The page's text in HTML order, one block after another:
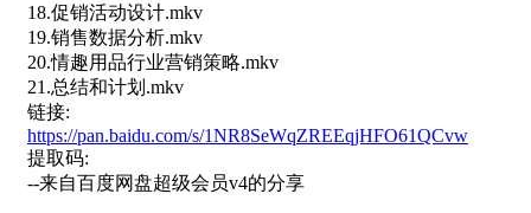
18.促销活动设计.mkv
19.销售数据分析.mkv
20.情趣用品行业营销策略.mkv
21.总结和计划.mkv
链接:
https://pan.baidu.com/s/1NR8SeWqZREEqjHFO61QCvw
提取码:
--来自百度网盘超级会员v4的分享